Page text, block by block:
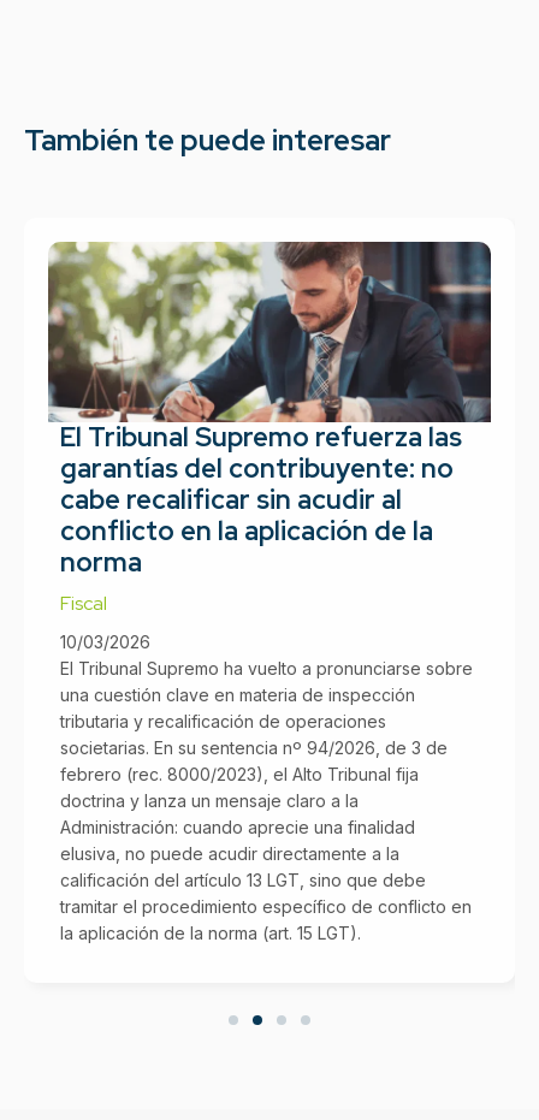
También te puede interesar
El Tribunal Supremo refuerza las
garantías del contribuyente: no
cabe recalificar sin acudir al
conflicto en la aplicación de la
norma
Fiscal
10/03/2026
El Tribunal Supremo ha vuelto a pronunciarse sobre
una cuestión clave en materia de inspección
tributaria y recalificación de operaciones
societarias. En su sentencia nº 94/2026, de 3 de
febrero (rec. 8000/2023), el Alto Tribunal fija
doctrina y lanza un mensaje claro a la
Administración: cuando aprecie una finalidad
elusiva, no puede acudir directamente a la
calificación del artículo 13 LGT, sino que debe
tramitar el procedimiento específico de conflicto en
la aplicación de la norma (art. 15 LGT).